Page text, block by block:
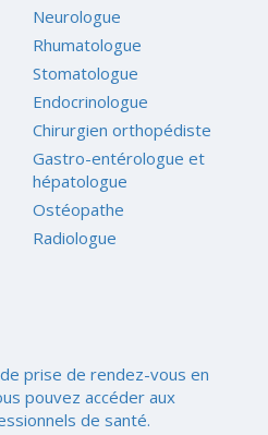
Neurologue
Rhumatologue
Stomatologue
Endocrinologue
Chirurgien orthopédiste
Gastro-entérologue et
hépatologue
Ostéopathe
Radiologue
prise de rendez-vous en
pouvez accéder aux
de santé.